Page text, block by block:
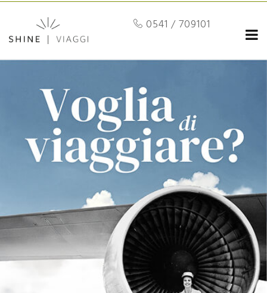
0541 / 709101